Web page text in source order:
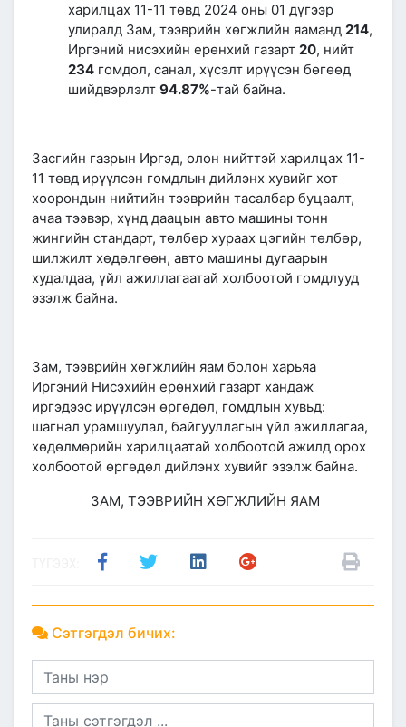
харилцах 11-11 төвд 2024 оны 01 дүгээр
улиралд Зам, тээврийн хөгжлийн яаманд 214,
Иргэний нисэхийн ерөнхий газарт 20, нийт
234 гомдол, санал, хүсэлт ирүүсэн бөгөөд
шийдвэрлэлт 94.87%-тай байна.
Засгийн газрын Иргэд, олон нийттэй харилцах 11-
11 төвд ирүүлсэн гомдлын дийлэнх хувийг хот
хоорондын нийтийн тээврийн тасалбар буцаалт,
ачаа тээвэр, хүнд даацын авто машины тонн
жингийн стандарт, төлбөр хураах цэгийн төлбөр,
шилжилт хөдөлгөөн, авто машины дугаарын
худалдаа, үйл ажиллагаатай холбоотой гомдлууд
эзэлж байна.
Зам, тээврийн хөгжлийн яам болон харьяа
Иргэний Нисэхийн ерөнхий газарт хандаж
иргэдээс ирүүлсэн өргөдөл, гомдлын хувьд:
шагнал урамшуулал, байгууллагын үйл ажиллагаа,
хөдөлмөрийн харилцаатай холбоотой ажилд орох
холбоотой өргөдөл дийлэнх хувийг эзэлж байна.
ЗАМ, ТЭЭВРИЙН ХӨГЖЛИЙН ЯАМ
Сэтгэгдэл бичих: